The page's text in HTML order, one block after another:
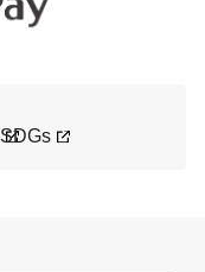
SDGs